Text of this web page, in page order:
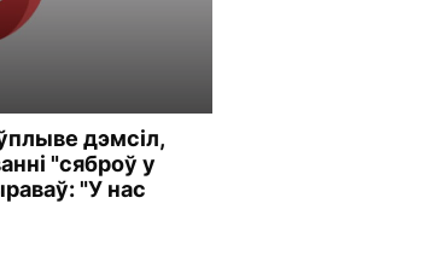
дэмсіл,
"сяброў у
"У нас